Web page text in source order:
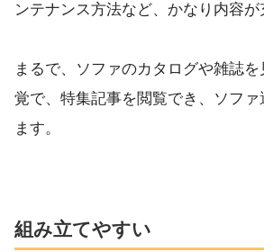
ンテナンス方法など、かなり内容が
まるで、ソファのカタログや雑誌
覚で、特集記事を閲覧でき、ソフ
ます。
組み立てやすい